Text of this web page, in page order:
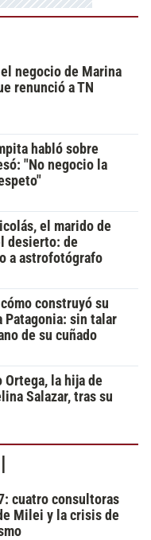
negocio de Marina
renunció a TN
habló sobre
"No negocio la
el marido de
desierto: de
a astrofotógrafo
construyó su
Patagonia: sin talar
de su cuñado
Ortega, la hija de
Salazar, tras su
cuatro consultoras
Milei y la crisis de